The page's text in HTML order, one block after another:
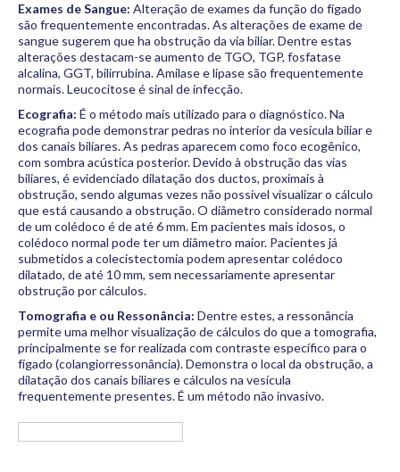
Exames de Sangue: Alteração de exames da função do fígado
são frequentemente encontradas. As alterações de exame de
sangue sugerem que ha obstrução da via biliar. Dentre estas
alterações destacam-se aumento de TGO, TGP, fosfatase
alcalina, GGT, bilirrubina. Amilase e lipase são frequentemente
normais. Leucocitose é sinal de infecção.
Ecografia: É o método mais utilizado para o diagnóstico. Na
ecografia pode demonstrar pedras no interior da vesícula biliar e
dos canais biliares. As pedras aparecem como foco ecogênico,
com sombra acústica posterior. Devido à obstrução das vias
biliares, é evidenciado dilatação dos ductos, proximais à
obstrução, sendo algumas vezes não possível visualizar o cálculo
que está causando a obstrução. O diâmetro considerado normal
de um colédoco é de até 6 mm. Em pacientes mais idosos, o
colédoco normal pode ter um diâmetro maior. Pacientes já
submetidos a colecistectomia podem apresentar colédoco
dilatado, de até 10 mm, sem necessariamente apresentar
obstrução por cálculos.
Tomografia e ou Ressonância: Dentre estes, a ressonância
permite uma melhor visualização de cálculos do que a tomografia,
principalmente se for realizada com contraste específico para o
fígado (colangiorressonância). Demonstra o local da obstrução, a
dilatação dos canais biliares e cálculos na vesícula
frequentemente presentes. É um método não invasivo.